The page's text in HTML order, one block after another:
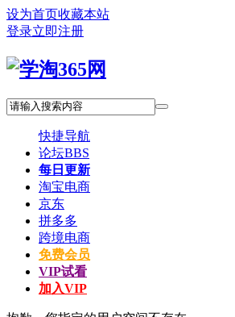
设为首页收藏本站
登录立即注册
快捷导航
论坛BBS
每日更新
淘宝电商
京东
拼多多
跨境电商
免费会员
VIP试看
加入VIP